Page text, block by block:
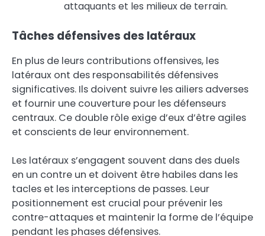
attaquants et les milieux de terrain.
Tâches défensives des latéraux
En plus de leurs contributions offensives, les
latéraux ont des responsabilités défensives
significatives. Ils doivent suivre les ailiers adverses
et fournir une couverture pour les défenseurs
centraux. Ce double rôle exige d’eux d’être agiles
et conscients de leur environnement.
Les latéraux s’engagent souvent dans des duels
en un contre un et doivent être habiles dans les
tacles et les interceptions de passes. Leur
positionnement est crucial pour prévenir les
contre-attaques et maintenir la forme de l’équipe
pendant les phases défensives.